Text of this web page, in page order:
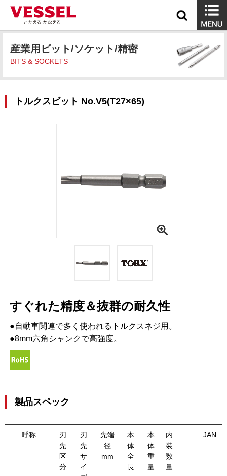
産業用ビット/ソケット/精密
BITS & SOCKETS
トルクスビット No.V5(T27×65)
すぐれた精度＆抜群の耐久性
●自動車関連で多く使われるトルクスネジ用。
●8mm六角シャンクで高強度。
製品スペック
呼称
刃
先
区
分
刃
先
サ
イ
先端
径
mm
本
体
全
長
本
体
重
量
内
装
数
量
JAN